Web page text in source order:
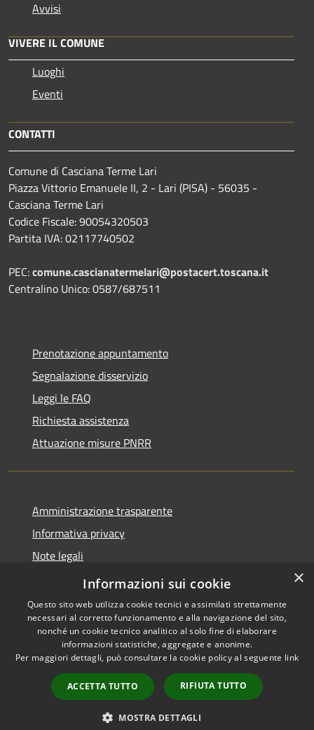
Avvisi
VIVERE IL COMUNE
Luoghi
Eventi
CONTATTI
Comune di Casciana Terme Lari
Piazza Vittorio Emanuele II, 2 - Lari (PISA) - 56035 -
Casciana Terme Lari
Codice Fiscale: 90054320503
Partita IVA: 02117740502
PEC:comune.cascianatermelari@postacert.toscana.it
Centralino Unico: 0587/687511
Prenotazione appuntamento
Segnalazione disservizio
Leggi le FAQ
Richiesta assistenza
Attuazione misure PNRR
Amministrazione trasparente
Informativa privacy
Note legali
Dichiarazione di accessibilità
Accessibilità
Copyright © 2026 • Comune di
Casciana Terme Lari • Powered
byMunicipium
Accesso
redazione
×
Informazioni sui cookie
Questo sito web utilizza cookie tecnici e assimilati strettamente
necessari al corretto funzionamento e alla navigazione del sito,
nonché un cookie tecnico analitico al solo fine di elaborare
informazioni statistiche, aggregate e anonime.
Per maggiori dettagli, può consultare la cookie policy al seguente link
ACCETTA TUTTO RIFIUTA TUTTO
MOSTRA DETTAGLI